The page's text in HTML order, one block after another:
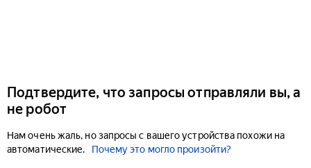
Подтвердите, что запросы отправляли вы, а
не робот
Нам очень жаль, но запросы с вашего устройства похожи на
автоматические.
Почему это могло произойти?